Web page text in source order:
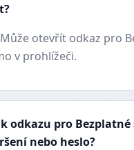
otevřít odkaz pro
v prohlížeči.
k odkazu pro
nebo heslo?